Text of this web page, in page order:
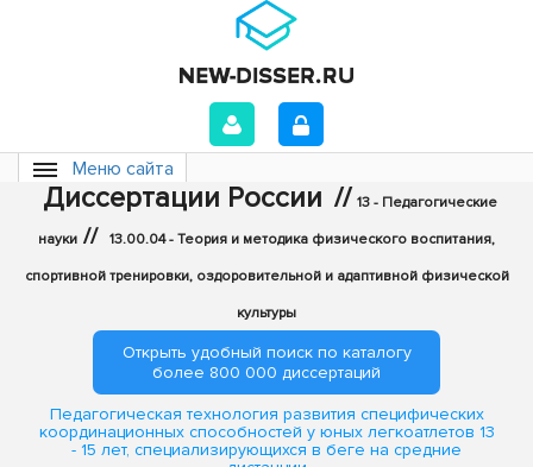
Меню сайта
Диссертации России // 13 - Педагогические
науки // 13.00.04 - Теория и методика физического воспитания,
спортивной тренировки, оздоровительной и адаптивной физической
культуры
Открыть удобный поиск по каталогу
более 800 000 диссертаций
Педагогическая технология развития специфических
координационных способностей у юных легкоатлетов 13
- 15 лет, специализирующихся в беге на средние